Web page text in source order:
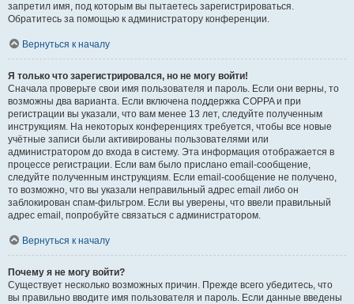
запретил имя, под которым вы пытаетесь зарегистрироваться.
Обратитесь за помощью к администратору конференции.
Вернуться к началу
Я только что зарегистрировался, но не могу войти!
Сначала проверьте свои имя пользователя и пароль. Если они верны, то
возможны два варианта. Если включена поддержка COPPA и при
регистрации вы указали, что вам менее 13 лет, следуйте полученным
инструкциям. На некоторых конференциях требуется, чтобы все новые
учётные записи были активированы пользователями или
администратором до входа в систему. Эта информация отображается в
процессе регистрации. Если вам было прислано email-сообщение,
следуйте полученным инструкциям. Если email-сообщение не получено,
то возможно, что вы указали неправильный адрес email либо он
заблокирован спам-фильтром. Если вы уверены, что ввели правильный
адрес email, попробуйте связаться с администратором.
Вернуться к началу
Почему я не могу войти?
Существует несколько возможных причин. Прежде всего убедитесь, что
вы правильно вводите имя пользователя и пароль. Если данные введены